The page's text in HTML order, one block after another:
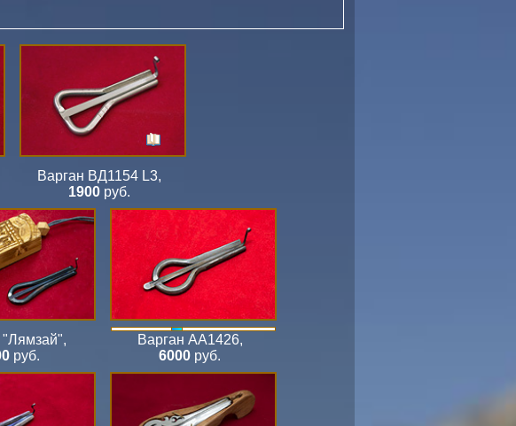
Варган ВД1154 L3,
1900 руб.
"Лямзай",
руб.
Варган АА1426,
6000 руб.